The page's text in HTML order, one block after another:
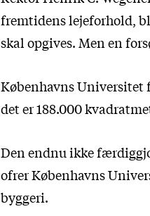
fremtidens lejeforhold,
skal opgives. Men en
Københavns
det er 188.000
Den endnu ikke
ofrer Københavns
byggeri.